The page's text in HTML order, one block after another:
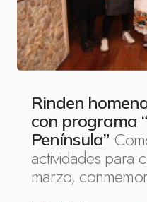
Rinden
con programa
Península”
actividades para
marzo,